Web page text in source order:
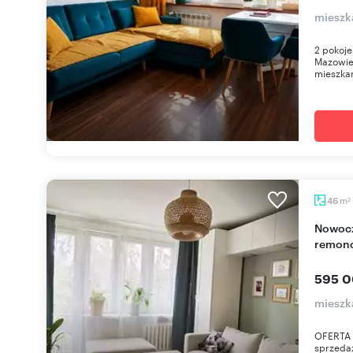
2
46 m2
Nowoczesne 3-pokojowe mieszkanie po
595